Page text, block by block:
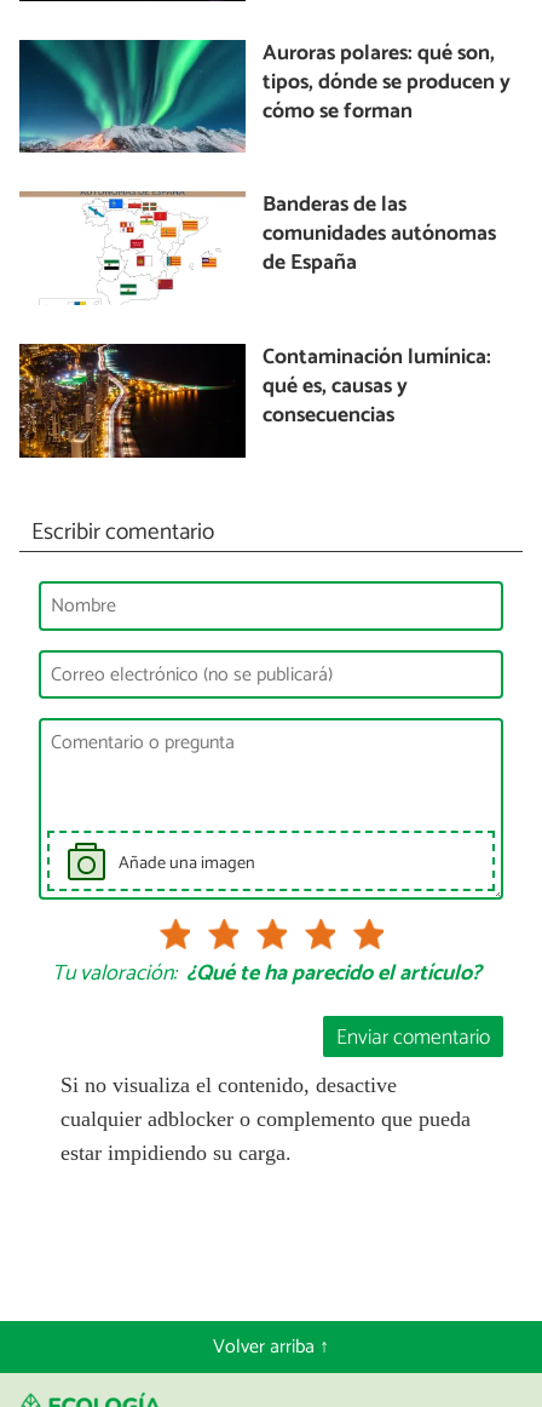
Auroras polares: qué son,
tipos, dónde se producen y
cómo se forman
Banderas de las
comunidades autónomas
de España
Contaminación lumínica:
qué es, causas y
consecuencias
Escribir comentario
Añade una imagen
Tu valoración: ¿Qué te ha parecido el artículo?
Enviar comentario
Si no visualiza el contenido, desactive
cualquier adblocker o complemento que pueda
estar impidiendo su carga.
Volver arriba ↑